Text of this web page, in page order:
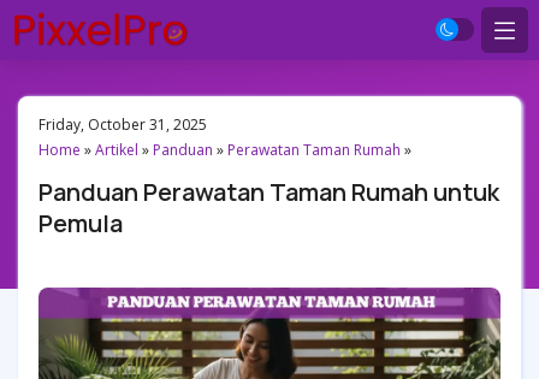
Friday, October 31, 2025
Home »Artikel » Panduan » Perawatan Taman Rumah »
Panduan Perawatan Taman Rumah untuk
Pemula